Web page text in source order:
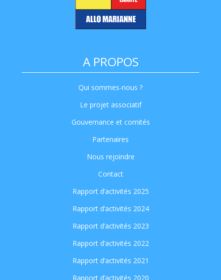
A PROPOS
Qui sommes-nous ?
Le projet associatif
Gouvernance et comités
Partenaires
Nous rejoindre
Contact
Rapport d’activités 2025
Rapport d’activités 2024
Rapport d’activités 2023
Rapport d’activités 2022
Rapport d’activités 2021
Rapport d’activités 2020